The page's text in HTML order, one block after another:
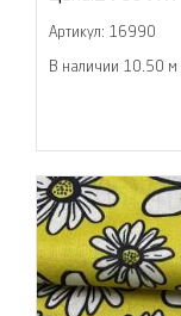
Артикул: 16990
В наличии 10.50 м